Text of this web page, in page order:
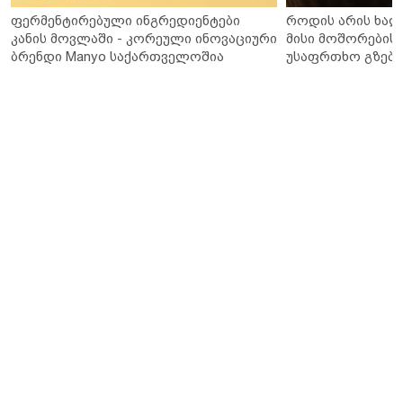
ფერმენტირებული ინგრედიენტები
კანის მოვლაში - კორეული ინოვაციური
ბრენდი Manyo საქართველოშია
როდის არის
მისი მოშორების
უსაფრთხო გზები